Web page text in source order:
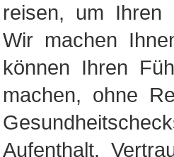
reisen, um Ihren
Wir machen
können Ihren
machen, ohne
Aufenthalt.